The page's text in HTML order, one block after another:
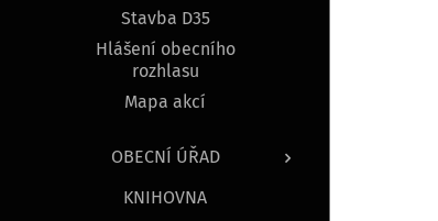
Stavba D35
Hlášení obecního
rozhlasu
Mapa akcí
OBECNÍ ÚŘAD
KNIHOVNA